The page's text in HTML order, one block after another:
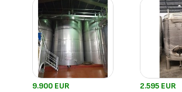
9.900 EUR
2.595 EUR